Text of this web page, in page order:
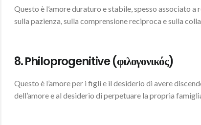
Questo è l’amore duraturo e stabile, spesso associato
sulla pazienza, sulla comprensione reciproca e sulla
8. Philoprogenitive (φιλογονικός)
Questo è l’amore per i figli e il desiderio di avere
dell’amore e al desiderio di perpetuare la propria